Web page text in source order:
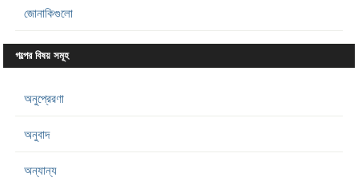
জোনাকিগুলো
গল্পের বিষয় সমূহ
অনুপ্রেরণা
অনুবাদ
অন্যান্য